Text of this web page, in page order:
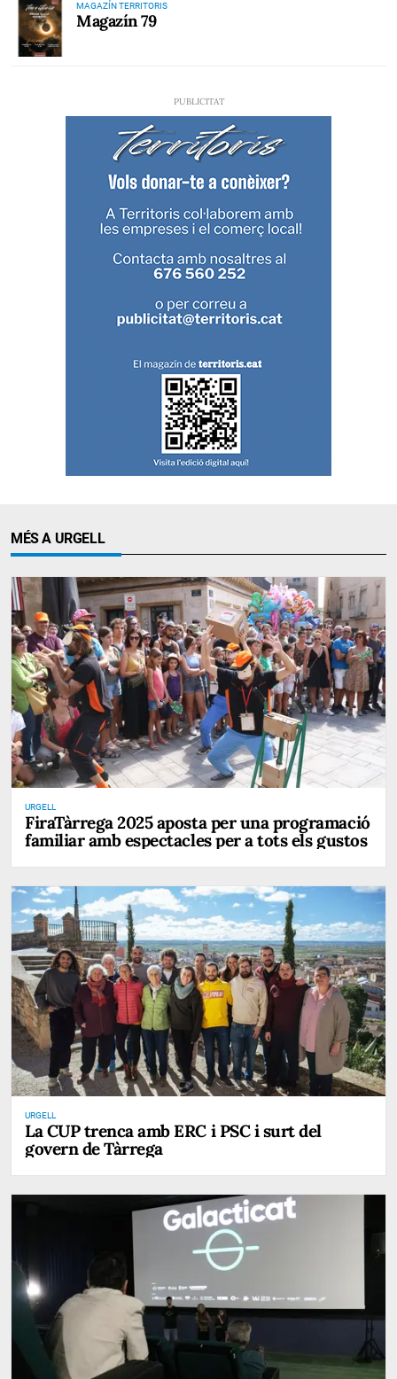
MAGAZÍN TERRITORIS
Magazín 79
MÉS A URGELL
URGELL
FiraTàrrega 2025 aposta per una programació
familiar amb espectacles per a tots els gustos
URGELL
La CUP trenca amb ERC i PSC i surt del
govern de Tàrrega